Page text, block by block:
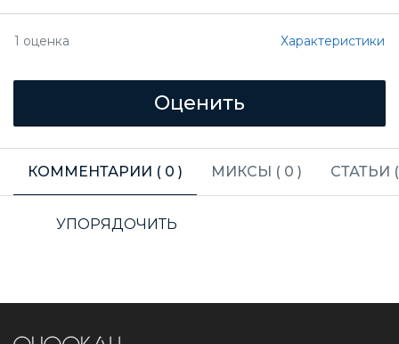
1 оценка Характеристики
КОММЕНТАРИИ ( 0 ) МИКСЫ ( 0 ) СТАТЬИ
УПОРЯДОЧИТЬ